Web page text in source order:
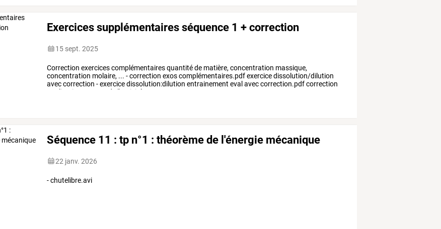
Exercices supplémentaires séquence 1 + correction
15 sept. 2025
Correction exercicescomplémentairesquantitéde matière, concentration massique,
concentration molaire, ... -correction exoscomplémentaires.pdfexercicedissolution/dilution
aveccorrection -exercicedissolution:dilution entrainement eval aveccorrection.pdfcorrection
application
de l'activité
Séquence 11 : tp n°1 : théorème de l'énergie mécanique
22 janv. 2026
- chutelibre.avi